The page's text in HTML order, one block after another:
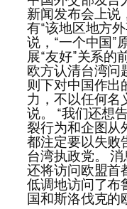
新闻发布会上说
有“该地区地方
说，“一个中国”
展“友好”关系的
欧方认清台湾问
则下对中国作出
力，不以任何名
说。 “我们还想
裂行为和企图从
都注定要以失败
台湾执政党。
还将访问欧盟首
低调地访问了布
国和斯洛伐克的